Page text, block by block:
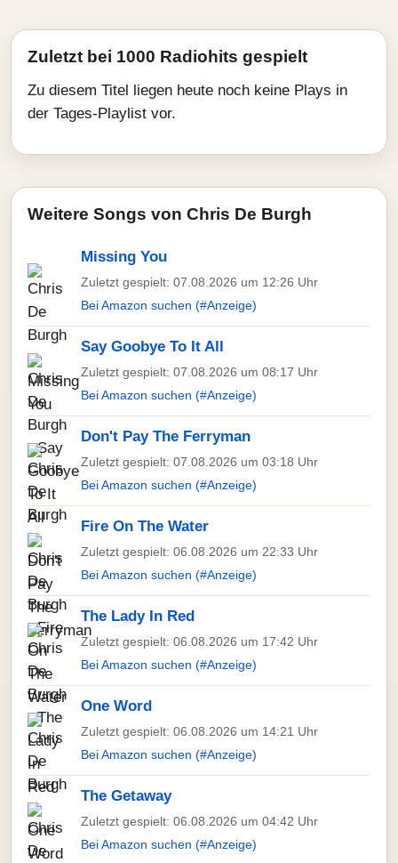
Zuletzt bei 1000 Radiohits gespielt
Zu diesem Titel liegen heute noch keine Plays in
der Tages-Playlist vor.
Weitere Songs von Chris De Burgh
Missing You
Zuletzt gespielt: 07.08.2026 um 12:26 Uhr
Bei Amazon suchen (#Anzeige)
Say Goobye To It All
Zuletzt gespielt: 07.08.2026 um 08:17 Uhr
Bei Amazon suchen (#Anzeige)
Don't Pay The Ferryman
Zuletzt gespielt: 07.08.2026 um 03:18 Uhr
Bei Amazon suchen (#Anzeige)
Fire On The Water
Zuletzt gespielt: 06.08.2026 um 22:33 Uhr
Bei Amazon suchen (#Anzeige)
The Lady In Red
Zuletzt gespielt: 06.08.2026 um 17:42 Uhr
Bei Amazon suchen (#Anzeige)
One Word
Zuletzt gespielt: 06.08.2026 um 14:21 Uhr
Bei Amazon suchen (#Anzeige)
The Getaway
Zuletzt gespielt: 06.08.2026 um 04:42 Uhr
Bei Amazon suchen (#Anzeige)